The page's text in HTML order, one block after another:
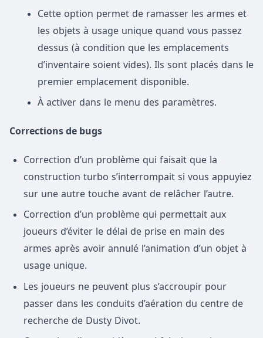
Cette option permet de ramasser les armes et
les objets à usage unique quand vous passez
dessus (à condition que les emplacements
d’inventaire soient vides). Ils sont placés dans le
premier emplacement disponible.
À activer dans le menu des paramètres.
Corrections de bugs
Correction d’un problème qui faisait que la
construction turbo s’interrompait si vous appuyiez
sur une autre touche avant de relâcher l’autre.
Correction d’un problème qui permettait aux
joueurs d’éviter le délai de prise en main des
armes après avoir annulé l’animation d’un objet à
usage unique.
Les joueurs ne peuvent plus s’accroupir pour
passer dans les conduits d’aération du centre de
recherche de Dusty Divot.